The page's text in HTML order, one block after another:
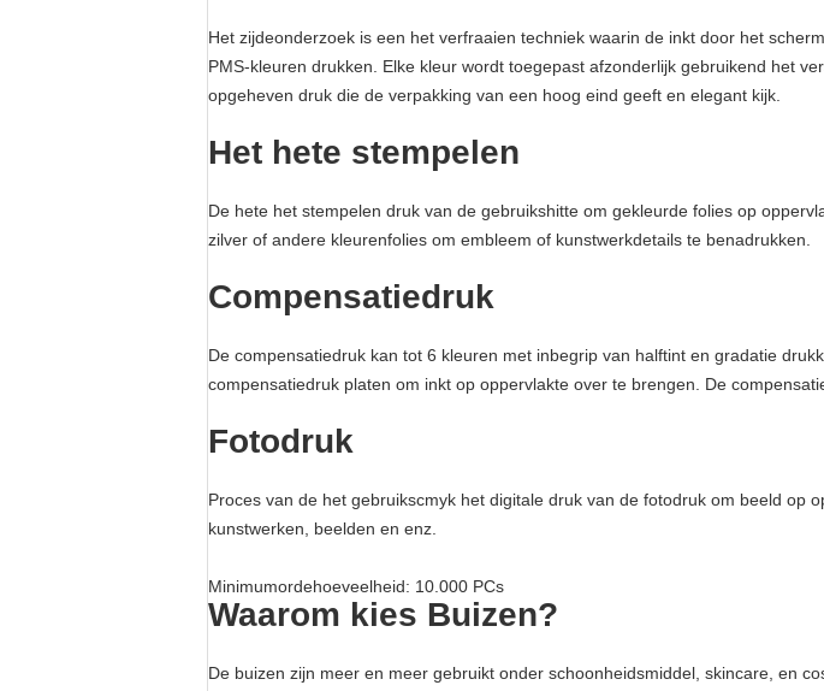
Het zijdeonderzoek is een het verfraaien techniek waarin de inkt door het
PMS-kleuren drukken. Elke kleur wordt toegepast afzonderlijk gebruikend het
opgeheven druk die de verpakking van een hoog eind geeft en elegant kijk.
Het hete stempelen
De hete het stempelen druk van de gebruikshitte om gekleurde folies op
zilver of andere kleurenfolies om embleem of kunstwerkdetails te benadrukken.
Compensatiedruk
De compensatiedruk kan tot 6 kleuren met inbegrip van halftint en gradatie
compensatiedruk platen om inkt op oppervlakte over te brengen. De
Fotodruk
Proces van de het gebruikscmyk het digitale druk van de fotodruk om beeld op
kunstwerken, beelden en enz.
Minimumordehoeveelheid: 10.000 PCs
Waarom kies Buizen?
De buizen zijn meer en meer gebruikt onder schoonheidsmiddel, skincare, en